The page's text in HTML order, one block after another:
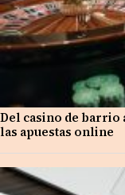
Del casino de barrio
las apuestas online